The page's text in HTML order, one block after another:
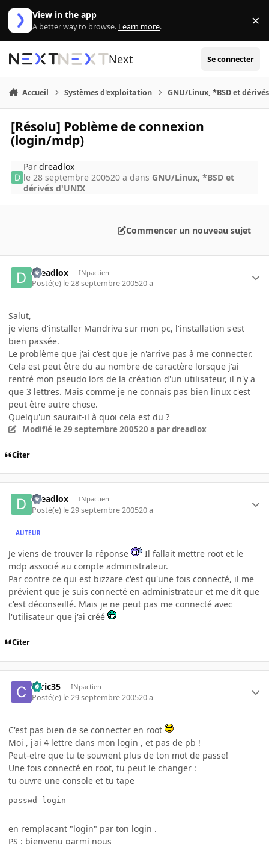
Aller au contenu
View in the app
A better way to browse. Learn more. ×
Next Se connecter
Accueil Systèmes d'exploitation GNU/Linux, *BSD et
[Résolu] Poblème de connexion
(login/mdp)
Pardreadlox
le 28 septembre 200520 a dans GNU/Linux, *BSD et
dérivés d'UNIX
Commencer un nouveau sujet
dreadlox INpactien
Posté(e) le 28 septembre 200520 a
Salut,
je viens d'installer Mandriva sur mon pc, l'installation s'est
bien passée.
Le problème que j'ai c'est que je n'arrive pas à me connecter.
Cela est peut être du au nombre de caractère lorsque j'ai
rentré mon pseudo lors de la création d'un utilisateur, il n'y a
que 3 lettres. Mais comme je ne connais pas bien linux c'est
peut être autre chose.
Quelqu'un saurait-il à quoi cela est du ?
Modifié le 29 septembre 200520 a par dreadlox
Citer
dreadlox INpactien
Posté(e) le 29 septembre 200520 a
AUTEUR
Je viens de trouver la réponse
Il fallait mettre root et le
mdp associé au compte administrateur.
Par contre ce qui est bizzare c'est qu'une fois connecté, il me
prévient que je suis connecté en administrateur et me dit que
c'est déconseillé. Mais je ne peut pas me connecté avec
l'utilisateur que j'ai créé
Citer
ceric35 INpactien
Posté(e) le 29 septembre 200520 a
C'est pas bien de se connecter en root
Moi , j'ai 4 lettre dans mon login , et pas de pb !
Peut-etre que tu te souvient plus de ton mot de passe!
Une fois connecté en root, tu peut le changer :
tu ouvre une console et tu tape
passwd login
en remplacant "login" par ton login .
PS : bienvenu parmi nous